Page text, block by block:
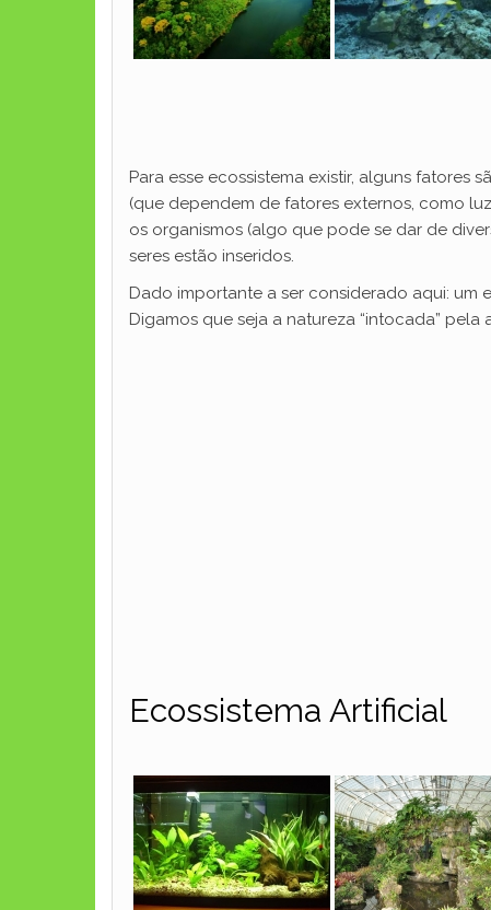
Para esse ecossistema existir, alguns fatores
(que dependem de fatores externos, como
os organismos (algo que pode se dar de
seres estão inseridos.
Dado importante a ser considerado aqui: um
Digamos que seja a natureza “intocada”
Ecossistema Artificial